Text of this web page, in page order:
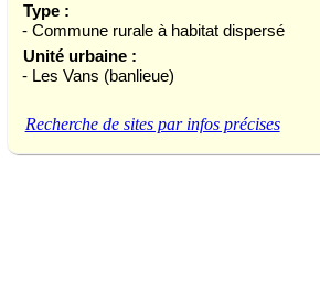
Type :
- Commune rurale à habitat dispersé
Unité urbaine :
- Les Vans (banlieue)
Recherche de sites par infos précises